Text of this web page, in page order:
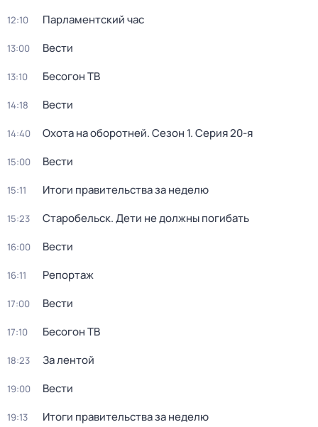
12:10 Парламентский час
13:00 Вести
13:10 Бесогон ТВ
14:18 Вести
14:40 Охота на оборотней. Сезон 1. Серия 20-я
15:00 Вести
15:11 Итоги правительства за неделю
15:23 Старобельск. Дети не должны погибать
16:00 Вести
16:11 Репортаж
17:00 Вести
17:10 Бесогон ТВ
18:23 За лентой
19:00 Вести
19:13 Итоги правительства за неделю